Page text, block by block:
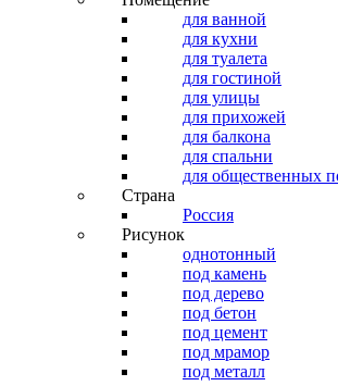
для ванной
для кухни
для туалета
для гостиной
для улицы
для прихожей
для балкона
для спальни
для общественных
Страна
Россия
Рисунок
однотонный
под камень
под дерево
под бетон
под цемент
под мрамор
под металл